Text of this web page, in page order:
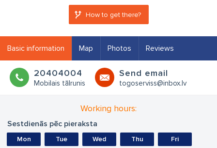
How to get there?
Basic information Map Photos Reviews
20404004
Mobilais tālrunis
Send email
togoserviss@inbox.lv
Working hours:
Sestdienās pēc pieraksta
Mon Tue Wed Thu Fri